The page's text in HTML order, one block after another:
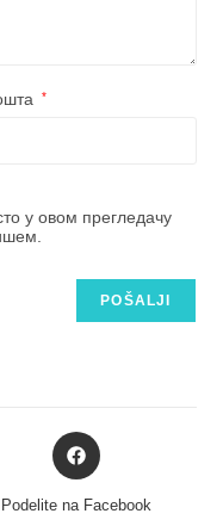
*
у овом прегледачу
Podelite na Facebook